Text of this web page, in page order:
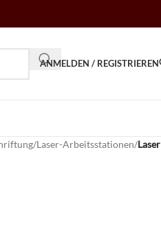
ANMELDEN / REGISTRIEREN
/Laser-Arbeitsstationen/